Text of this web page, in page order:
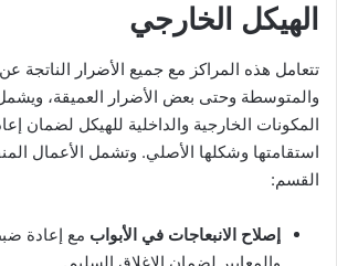
الهيكل الخارجي
تتعامل هذه المراكز مع جميع الأضرار الناتجة
والمتوسطة وحتى بعض الأضرار العميقة،
المكونات الخارجية والداخلية للهيكل لضمان
استقامتها وشكلها الأصلي. وتشمل الأعمال
القسم:
إصلاح الانبعاجات في الأبواب مع إعادة